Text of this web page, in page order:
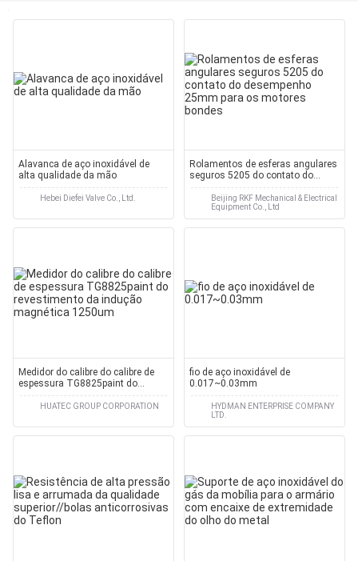
Alavanca de aço inoxidável de
alta qualidade da mão
Hebei Diefei Valve Co., Ltd.
Rolamentos de esferas angulares
seguros 5205 do contato do
desempenho 25mm para os
motores bondes
Beijing RKF Mechanical & Electrical
Equipment Co., Ltd
Medidor do calibre do calibre de
espessura TG8825paint do
revestimento da indução
magnética 1250um
HUATEC GROUP CORPORATION
fio de aço inoxidável de
0.017~0.03mm
HYDMAN ENTERPRISE COMPANY
LTD.